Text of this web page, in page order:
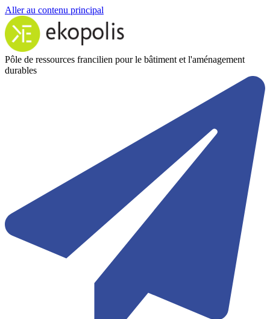
Aller au contenu principal
Pôle de ressources francilien pour le bâtiment et l'aménagement
durables